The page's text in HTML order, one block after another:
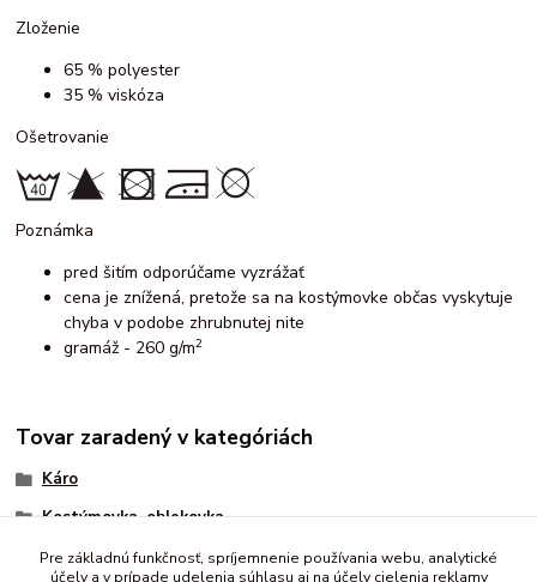
Zloženie
65 % polyester
35 % viskóza
Ošetrovanie
Poznámka
pred šitím odporúčame vyzrážať
cena je znížená, pretože sa na kostýmovke občas vyskytuje
chyba v podobe zhrubnutej nite
gramáž - 260 g/m2
Tovar zaradený v kategóriách
Káro
Kostýmovka, oblekovka
kostýmovka
Pre základnú funkčnosť, spríjemnenie používania webu, analytické
účely a v prípade udelenia súhlasu aj na účely cielenia reklamy